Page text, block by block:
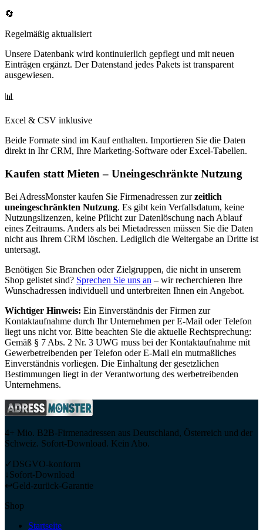
🔄
Regelmäßig aktualisiert
Unsere Datenbank wird kontinuierlich gepflegt und mit neuen
Einträgen ergänzt. Der Datenstand jedes Pakets ist transparent
ausgewiesen.
📊
Excel & CSV inklusive
Beide Formate sind im Kauf enthalten. Importieren Sie die Daten
direkt in Ihr CRM, Ihre Marketing-Software oder Excel-Tabellen.
Kaufen statt Mieten – Uneingeschränkte Nutzung
Bei AdressMonster kaufen Sie Firmenadressen zur zeitlich
uneingeschränkten Nutzung. Es gibt kein Verfallsdatum, keine
Nutzungslizenzen, keine Pflicht zur Datenlöschung nach Ablauf
eines Zeitraums. Anders als bei Mietadressen müssen Sie die Daten
nicht aus Ihrem CRM löschen. Lediglich die Weitergabe an Dritte ist
untersagt.
Benötigen Sie Branchen oder Zielgruppen, die nicht in unserem
Shop gelistet sind? Sprechen Sie uns an – wir recherchieren Ihre
Wunschadressen individuell und unterbreiten Ihnen ein Angebot.
Wichtiger Hinweis: Ein Einverständnis der Firmen zur
Kontaktaufnahme durch Ihr Unternehmen per E-Mail oder Telefon
liegt uns nicht vor. Bitte beachten Sie die aktuelle Rechtsprechung:
Gemäß § 7 Abs. 2 Nr. 3 UWG muss bei der Kontaktaufnahme mit
Gewerbetreibenden per Telefon oder E-Mail ein mutmaßliches
Einverständnis vorliegen. Die Einhaltung der gesetzlichen
Bestimmungen liegt in der Verantwortung des werbetreibenden
Unternehmens.
4+ Mio. B2B-Firmenadressen aus Deutschland, Österreich und der
Schweiz. Sofort-Download. Kein Abo.
✓ DSGVO-konform
↓Sofort-Download
↩Geld-zurück-Garantie
Shop
Startseite